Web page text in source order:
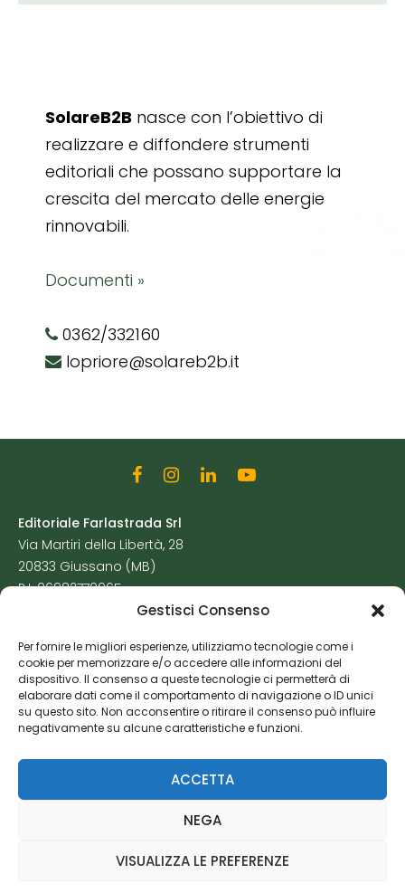
Gestisci Consenso
Per fornire le migliori esperienze, utilizziamo tecnologie come i
cookie per memorizzare e/o accedere alle informazioni del
dispositivo. Il consenso a queste tecnologie ci permetterà di
elaborare dati come il comportamento di navigazione o ID unici
su questo sito. Non acconsentire o ritirare il consenso può influire
negativamente su alcune caratteristiche e funzioni.
ACCETTA
NEGA
VISUALIZZA LE PREFERENZE
SolareB2B nasce con l’obiettivo di
realizzare e diffondere strumenti
editoriali che possano supportare la
crescita del mercato delle energie
rinnovabili.
Documenti »
0362/332160
lopriore@solareb2b.it
Editoriale Farlastrada Srl
Via Martiri della Libertà, 28
20833 Giussano (MB)
P.I. 06982770965
Cookie Policy
Risorse Aggiuntive